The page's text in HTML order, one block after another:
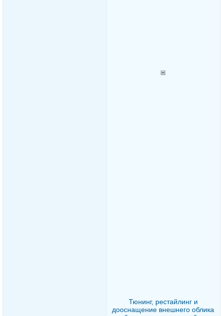
Тюнинг, рестайлинг и
дооснащение внешнего облика